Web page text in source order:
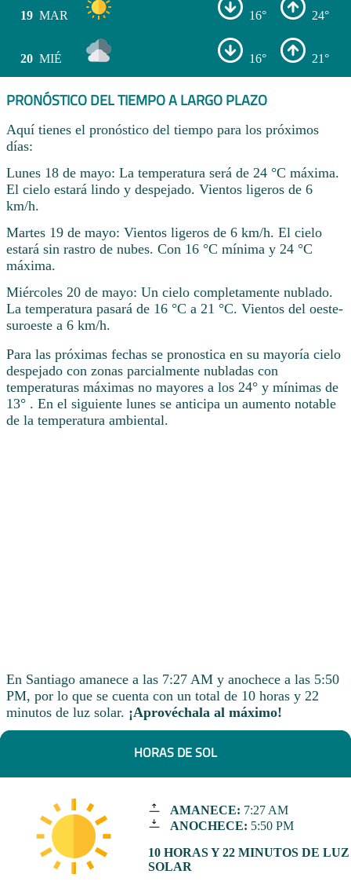
19 MAR 16° 24°
20 MIÉ 16° 21°
PRONÓSTICO DEL TIEMPO A LARGO PLAZO
Aquí tienes el pronóstico del tiempo para los próximos
días:
Lunes 18 de mayo: La temperatura será de 24 °C máxima.
El cielo estará lindo y despejado. Vientos ligeros de 6
km/h.
Martes 19 de mayo: Vientos ligeros de 6 km/h. El cielo
estará sin rastro de nubes. Con 16 °C mínima y 24 °C
máxima.
Miércoles 20 de mayo: Un cielo completamente nublado.
La temperatura pasará de 16 °C a 21 °C. Vientos del oeste-
suroeste a 6 km/h.
Para las próximas fechas se pronostica en su mayoría cielo
despejado con zonas parcialmente nubladas con
temperaturas máximas no mayores a los 24° y mínimas de
13° . En el siguiente lunes se anticipa un aumento notable
de la temperatura ambiental.
En Santiago amanece a las 7:27 AM y anochece a las 5:50
PM, por lo que se cuenta con un total de 10 horas y 22
minutos de luz solar. ¡Aprovéchala al máximo!
HORAS DE SOL
AMANECE: 7:27 AM
ANOCHECE: 5:50 PM
10 HORAS Y 22 MINUTOS DE LUZ
SOLAR